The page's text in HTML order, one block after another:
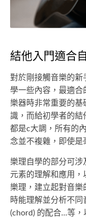
結他入門適合
對於剛接觸音樂的新
學一些內容，最適合
樂器時非常重要的基
識，而給初學者的結
都是c大調，所有的
念並不複雜，即使是
樂理自學的部分可涉
元素的理解和應用，
樂理，建立起對音樂
時能理解並分析不
(chord) 的配合...等